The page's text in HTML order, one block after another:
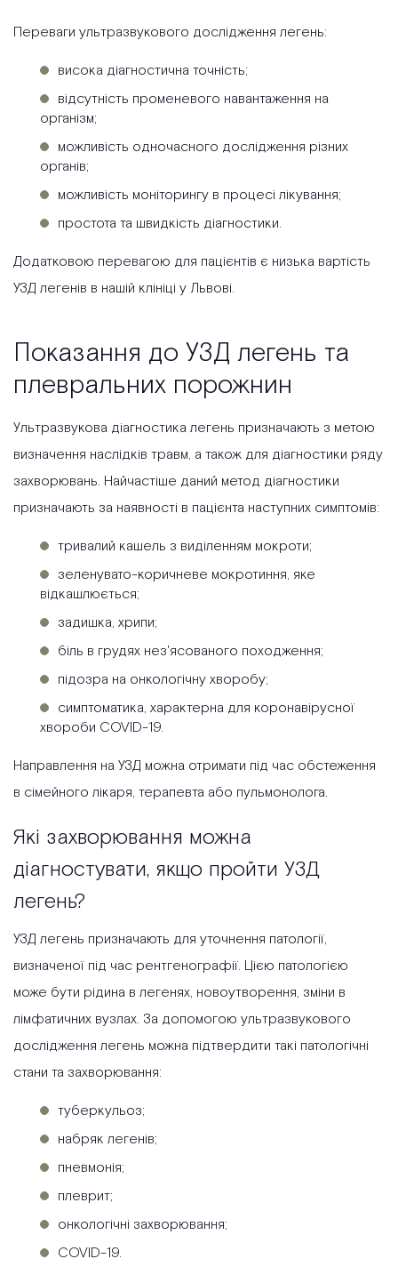
Переваги ультразвукового дослідження легень:
висока діагностична точність;
відсутність променевого навантаження на
організм;
можливість одночасного дослідження різних
органів;
можливість моніторингу в процесі лікування;
простота та швидкість діагностики.
Додатковою перевагою для пацієнтів є низька вартість
УЗД легенів в нашій клініці у Львові.
Показання до УЗД легень та
плевральних порожнин
Ультразвукова діагностика легень призначають з метою
визначення наслідків травм, а також для діагностики ряду
захворювань. Найчастіше даний метод діагностики
призначають за наявності в пацієнта наступних симптомів:
тривалий кашель з виділенням мокроти;
зеленувато-коричневе мокротиння, яке
відкашлюється;
задишка, хрипи;
біль в грудях нез'ясованого походження;
підозра на онкологічну хворобу;
симптоматика, характерна для коронавірусної
хвороби COVID-19.
Направлення на УЗД можна отримати під час обстеження
в сімейного лікаря, терапевта або пульмонолога.
Які захворювання можна
діагностувати, якщо пройти УЗД
легень?
УЗД легень призначають для уточнення патології,
визначеної під час рентгенографії. Цією патологією
може бути рідина в легенях, новоутворення, зміни в
лімфатичних вузлах. За допомогою ультразвукового
дослідження легень можна підтвердити такі патологічні
стани та захворювання:
туберкульоз;
набряк легенів;
пневмонія;
плеврит;
онкологічні захворювання;
COVID-19.